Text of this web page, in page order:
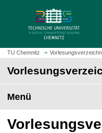
z
m
t
e
i
t
u
TU Chemnitz
Menü